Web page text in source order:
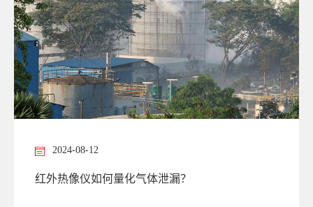
2024-08-12
红外热像仪如何量化气体泄漏？